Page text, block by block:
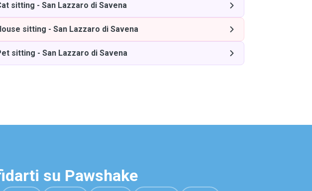
sitting - San Lazzaro di Savena
sitting - San Lazzaro di Savena
sitting - San Lazzaro di Savena
su Pawshake